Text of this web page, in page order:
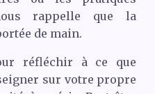
rappelle que la
de main.
réfléchir à ce que
sur votre propre